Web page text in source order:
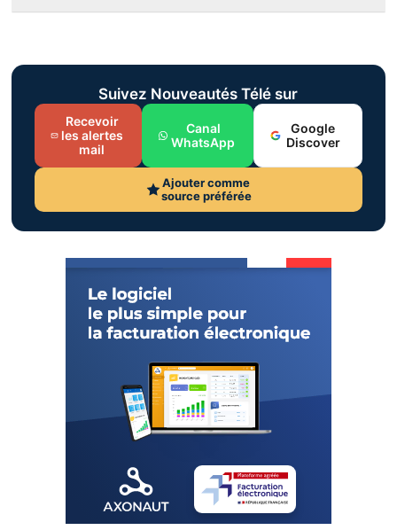
Suivez Nouveautés Télé sur
Recevoir
les alertes
mail
Canal
WhatsApp
Google
Discover
Ajouter comme
source préférée